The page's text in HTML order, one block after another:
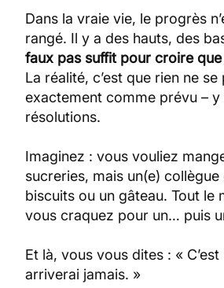
Dans la vraie vie, le progrès
rangé. Il y a des hauts, des
faux pas suffit pour croire
La réalité, c’est que rien ne se
exactement comme prévu –
résolutions.
Imaginez : vous vouliez
sucreries, mais un(e)
biscuits ou un gâteau. Tout le
vous craquez pour un… puis
Et là, vous vous dites : « C’est
arriverai jamais. »